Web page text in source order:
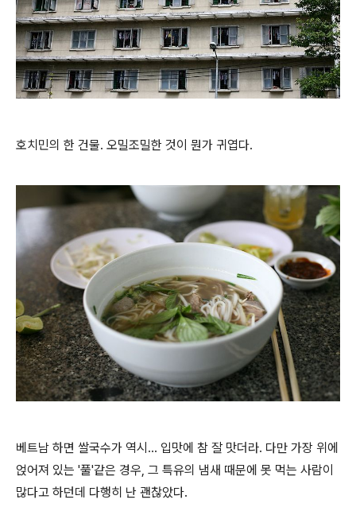
호치민의 한 건물. 오밀조밀한 것이 뭔가 귀엽다.
베트남 하면 쌀국수가 역시... 입맛에 참 잘 맛더라. 다만 가장 위에
얹어져 있는 '풀'같은 경우, 그 특유의 냄새 때문에 못 먹는 사람이
많다고 하던데 다행히 난 괜찮았다.